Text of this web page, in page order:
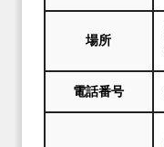
場所
電話番号